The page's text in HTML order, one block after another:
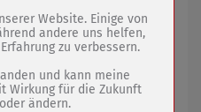
Zukunftsforum neue
Cookie
Website (Wenko-
& Co. KG)
Kontaktformular / SPAM
Website. Einige von
andere uns helfen,
zu verbessern.
und kann meine
Wirkung für die Zukunft
ändern.